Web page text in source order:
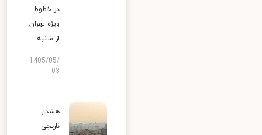
در خطوط
ویژه تهران
از شنبه
1405/05/
03
هشدار
نارنجی